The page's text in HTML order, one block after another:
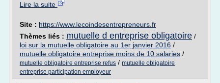
Lire la suite
Site : https://www.lecoindesentrepreneurs.fr
Thèmes liés : mutuelle d entreprise obligatoire /
loi sur la mutuelle obligatoire au 1er janvier 2016 /
mutuelle obligatoire entreprise moins de 10 salaries /
mutuelle obligatoire entreprise refus / mutuelle obligatoire
entreprise participation employeur